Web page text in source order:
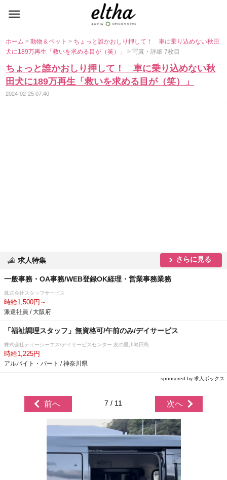
ホーム>動物＆ペット> ちょっと誰かおしり押して！ 車に乗り込めない秋田
犬に189万再生「救いを求める目が（笑）」> 写真・詳細 7枚目
ちょっと誰かおしり押して！ 車に乗り込めない秋
田犬に189万再生「救いを求める目が（笑）」
2024-02-25 07:40
求人特集 さらに見る
一般事務・OA事務/WEB登録OK経理・営業事務業務
株式会社スタッフサービス
時給1,500円～
派遣社員 / 大阪府
「福祉調理スタッフ」無資格可/午前のみ/デイサービス
株式会社ティーシーエス/デイサービスセンター 友の里川崎田島
時給1,225円
アルバイト・パート / 神奈川県
sponsored by 求人ボックス
前へ 7 / 11 次へ